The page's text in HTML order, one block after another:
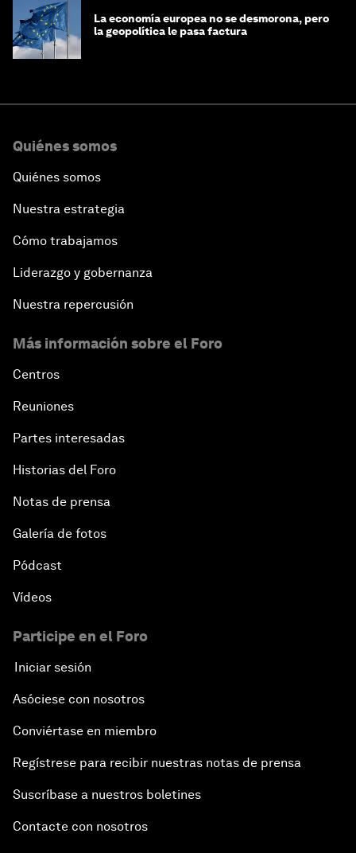
La economía europea no se desmorona, pero
la geopolítica le pasa factura
Quiénes somos
Quiénes somos
Nuestra estrategia
Cómo trabajamos
Liderazgo y gobernanza
Nuestra repercusión
Más información sobre el Foro
Centros
Reuniones
Partes interesadas
Historias del Foro
Notas de prensa
Galería de fotos
Pódcast
Vídeos
Participe en el Foro
Iniciar sesión
Asóciese con nosotros
Conviértase en miembro
Regístrese para recibir nuestras notas de prensa
Suscríbase a nuestros boletines
Contacte con nosotros